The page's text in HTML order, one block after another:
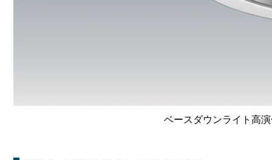
ベースダウンライト高